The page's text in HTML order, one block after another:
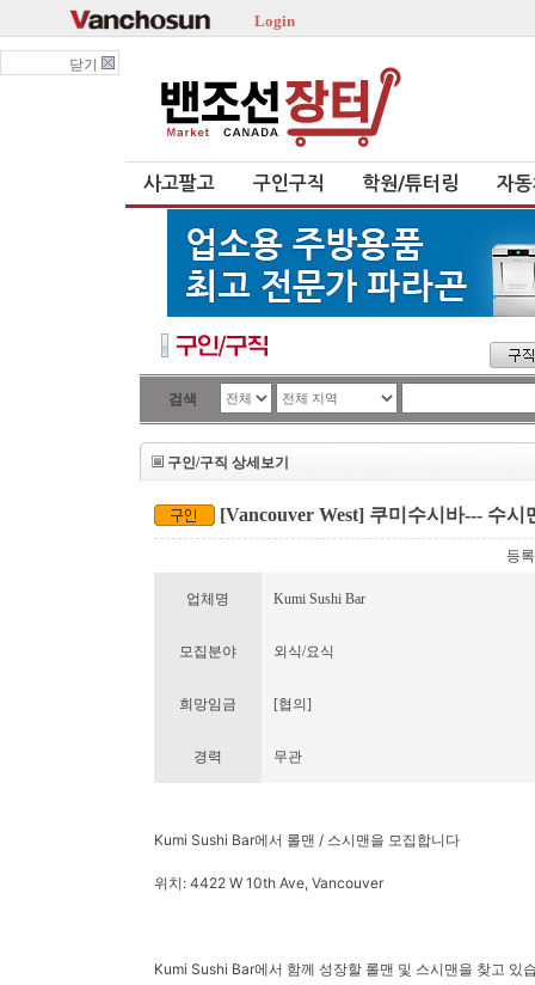
Login
닫기
사고팔고 구인구직 학원/튜터링 자
검색
구인/구직 상세보기
[Vancouver West] 쿠미수시바--- 수
등
업체명 Kumi Sushi Bar
모집분야 외식/요식
희망임금 [협의]
경력 무관
Kumi Sushi Bar에서 롤맨 / 스시맨을 모집합니다
위치: 4422 W 10th Ave, Vancouver
Kumi Sushi Bar에서 함께 성장할 롤맨 및 스시맨을 찾고 있